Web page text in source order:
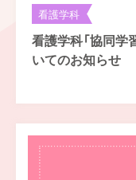
看護学科
看護学科「協同学
いてのお知らせ